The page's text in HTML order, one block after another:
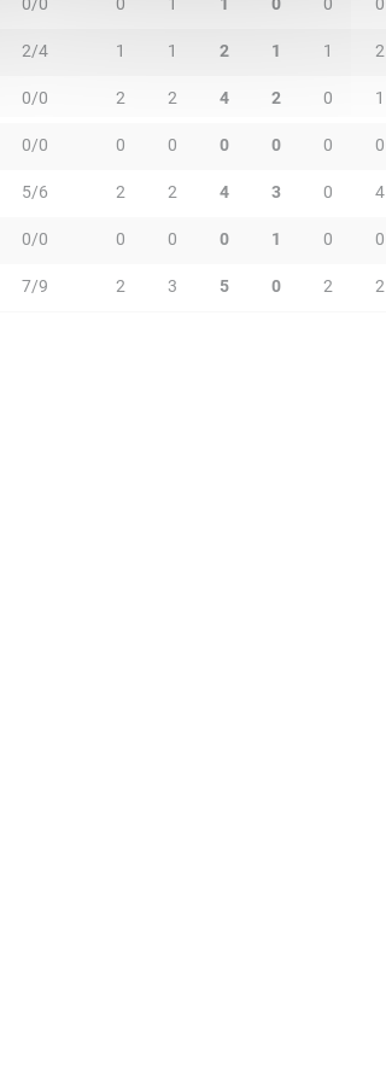
2/4 1 1 2 1 1 2
0/0 2 2 4 2 0 1
0/0 0 0 0 0 0 0
5/6 2 2 4 3 0 4
0/0 0 0 0 1 0 0
7/9 2 3 5 0 2 2